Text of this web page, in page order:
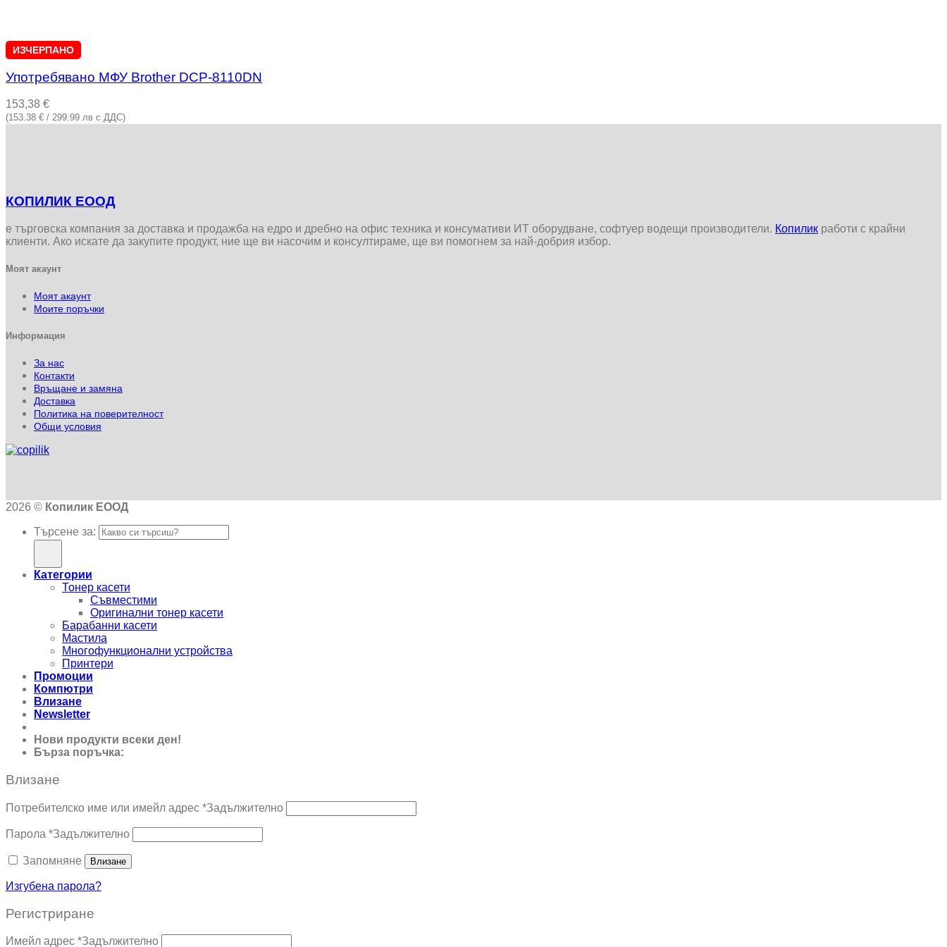
ИЗЧЕРПАНО
Употребявано МФУ Brother DCP-8110DN
153,38 €
(153.38 € / 299.99 лв с ДДС)
КОПИЛИК ЕООД
е търговска компания за доставка и продажба на едро и дребно на офис техника и консумативи ИТ оборудване, софтуер водещи производители. Копилик работи с крайни
клиенти. Ако искате да закупите продукт, ние ще ви насочим и консултираме, ще ви помогнем за най-добрия избор.
Моят акаунт
Моят акаунт
Моите поръчки
Информация
За нас
Контакти
Връщане и замяна
Доставка
Политика на поверителност
Общи условия
2026 © Копилик ЕООД
Търсене за:
Категории
Тонер касети
Съвместими
Оригинални тонер касети
Барабанни касети
Мастила
Многофункционални устройства
Принтери
Промоции
Компютри
Влизане
Newsletter
Нови продукти всеки ден!
Бърза поръчка:
Влизане
Потребителско име или имейл адрес *Задължително
Парола *Задължително
Запомняне Влизане
Изгубена парола?
Регистриране
Имейл адрес *Задължително